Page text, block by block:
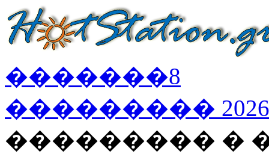
�������8
��������� 2026
��������� �